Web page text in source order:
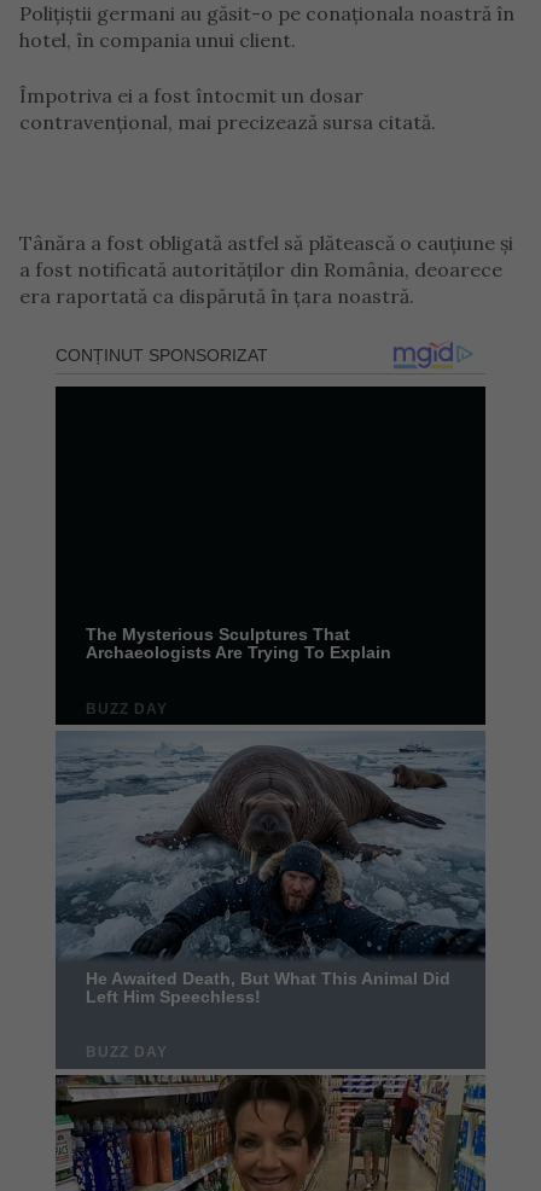
Polițiștii germani au găsit-o pe conaționala noastră în
hotel, în compania unui client.
Împotriva ei a fost întocmit un dosar
contravențional, mai precizează sursa citată.
Tânăra a fost obligată astfel să plătească o cauțiune și
a fost notificată autorităților din România, deoarece
era raportată ca dispărută în țara noastră.